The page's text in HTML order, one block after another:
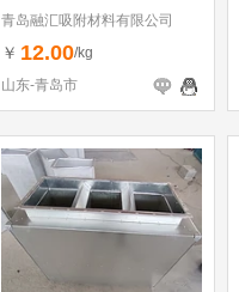
青岛融汇吸附材料有限公司
￥ 12.00/kg
山东-青岛市